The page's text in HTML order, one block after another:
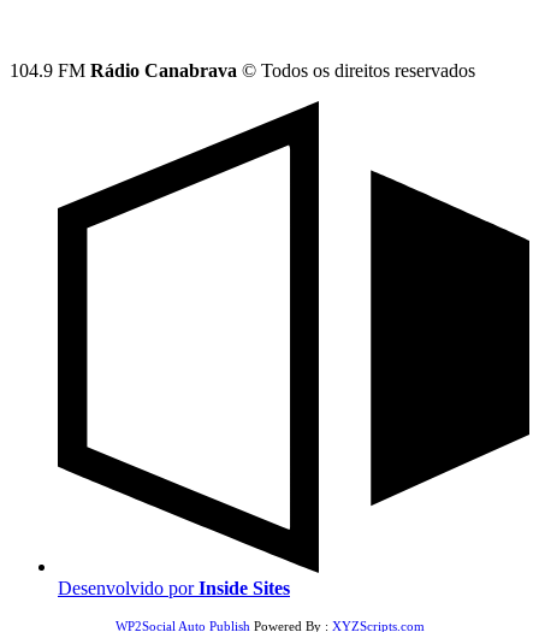
104.9 FM Rádio Canabrava © Todos os direitos reservados
Desenvolvido porInside Sites
WP2Social Auto Publish Powered By : XYZScripts.com